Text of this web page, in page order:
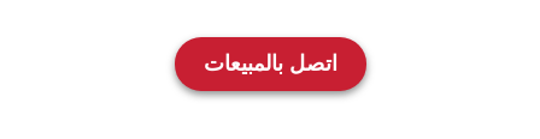
اتصل بالمبيعات